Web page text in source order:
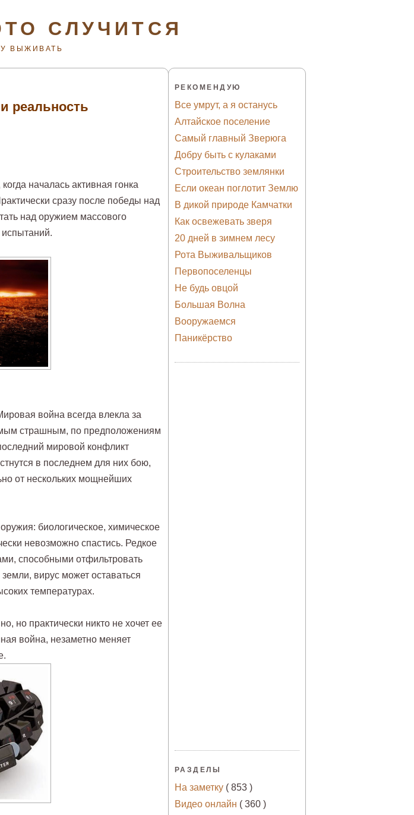
СЛУЧИТСЯ
ВЫЖИВАТЬ
реальность
началась активная гонка
сразу после победы над
над оружием массового
война всегда влекла за
страшным, по предположениям
мировой конфликт
в последнем для них бою,
от нескольких мощнейших
биологическое, химическое
невозможно спастись. Редкое
способными отфильтровать
вирус может оставаться
температурах.
но практически никто не хочет ее
война, незаметно меняет
РЕКОМЕНДУЮ
Все умрут, а я останусь
Алтайское поселение
Самый главный Зверюга
Добру быть с кулаками
Строительство землянки
Если океан поглотит Землю
В дикой природе Камчатки
Как освежевать зверя
20 дней в зимнем лесу
Рота Выживальщиков
Первопоселенцы
Не будь овцой
Большая Волна
Вооружаемся
Паникёрство
РАЗДЕЛЫ
На заметку ( 853 )
Видео онлайн ( 360 )